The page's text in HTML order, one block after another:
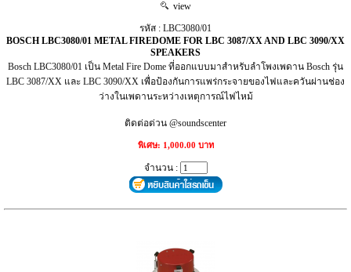
view
รหัส : LBC3080/01
BOSCH LBC3080/01 METAL FIREDOME FOR LBC 3087/XX AND LBC 3090/XX
SPEAKERS
Bosch LBC3080/01 เป็น Metal Fire Dome ที่ออกแบบมาสำหรับลำโพงเพดาน Bosch รุ่น
LBC 3087/XX และ LBC 3090/XX เพื่อป้องกันการแพร่กระจายของไฟและควันผ่านช่อง
ว่างในเพดานระหว่างเหตุการณ์ไฟไหม้
ติดต่อด่วน @soundscenter
พิเศษ: 1,000.00 บาท
จำนวน :